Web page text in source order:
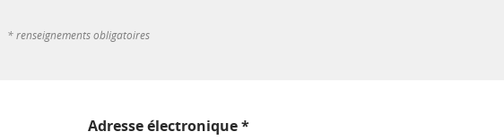
* renseignements obligatoires
Adresse électronique*